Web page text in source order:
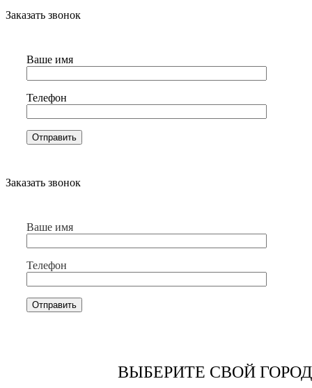
Заказать звонок
Ваше имя
Телефон
Заказать звонок
Ваше имя
Телефон
ВЫБЕРИТЕ СВОЙ ГОРОД